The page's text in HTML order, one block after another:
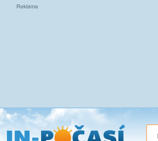
Přejít
na
hlavní
obsah